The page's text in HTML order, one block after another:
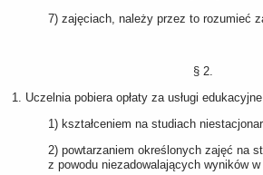
7) zajęciach, należy przez to rozumieć
§ 2.
1. Uczelnia pobiera opłaty za usługi
1) kształceniem na studiach
2) powtarzaniem określonych zajęć na
z powodu niezadowalających wyników w